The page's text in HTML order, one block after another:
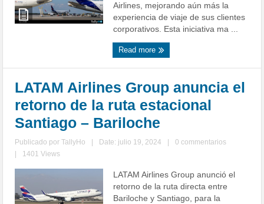
Airlines, mejorando aún más la
experiencia de viaje de sus clientes
corporativos. Esta iniciativa ma ...
Read more
LATAM Airlines Group anuncia el
retorno de la ruta estacional
Santiago – Bariloche
Publicado porTallyHo Date: julio 19, 2024
0 commentarios
1401 Views
LATAM Airlines Group anunció el
retorno de la ruta directa entre
Bariloche y Santiago, para la